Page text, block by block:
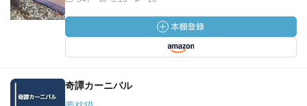
奇譚カーニバル